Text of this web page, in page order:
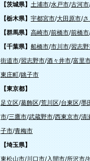
【茨城県】 土浦市/水戸市/古河市
【栃木県】 宇都宮市/大田原市/
【群馬県】 高崎市/前橋市/前橋市
【千葉県】 船橋市/市川市/習志
街道市/習志野市/酒々井市/富里
東庄町/銚子市
【東京都】
足立区/葛飾区/荒川区/台東区/墨
市/三鷹市/武蔵野市/西東京市/清
子市/青梅市
【埼玉県】
東松山市/川口市/入間市/所沢市/